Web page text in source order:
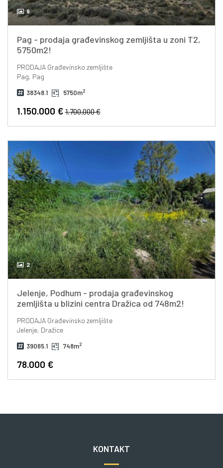
9
Pag - prodaja građevinskog zemljišta u zoni T2,
5750m2!
PRODAJAGrađevinsko zemljište
Pag, Pag
38348.1 5750m2
1.150.000 €1.700.000 €
2
Jelenje, Podhum - prodaja građevinskog
zemljišta u blizini centra Dražica od 748m2!
PRODAJAGrađevinsko zemljište
Jelenje, Dražice
39065.1 748m2
78.000 €
KONTAKT